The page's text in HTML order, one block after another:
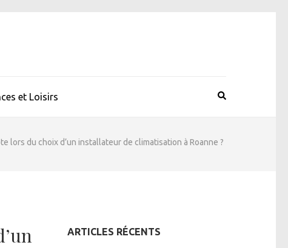
et Loisirs
lors du choix d’un installateur de climatisation à Roanne ?
ARTICLES RÉCENTS